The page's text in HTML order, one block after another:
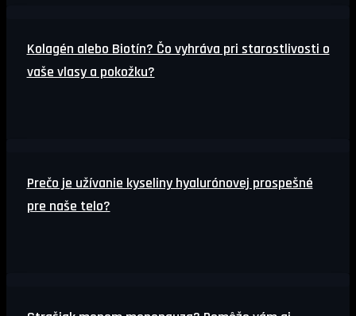
Kolagén alebo Biotín? Čo vyhráva pri starostlivosti o
vaše vlasy a pokožku?
Prečo je užívanie kyseliny hyalurónovej prospešné
pre naše telo?